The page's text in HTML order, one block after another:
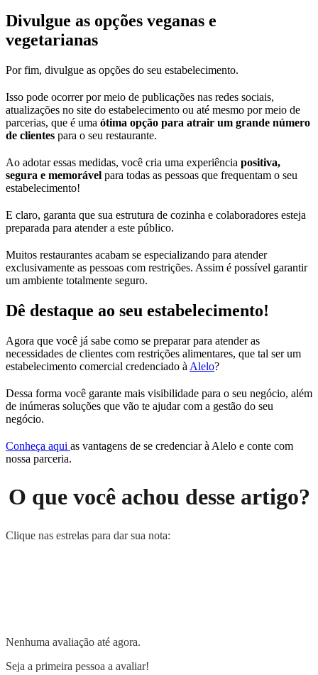
Divulgue as opções veganas e
vegetarianas
Por fim, divulgue as opções do seu estabelecimento.
Isso pode ocorrer por meio de publicações nas redes sociais,
atualizações no site do estabelecimento ou até mesmo por meio de
parcerias, que é uma ótima opção para atrair um grande número
de clientes para o seu restaurante.
Ao adotar essas medidas, você cria uma experiência positiva,
segura e memorável para todas as pessoas que frequentam o seu
estabelecimento!
E claro, garanta que sua estrutura de cozinha e colaboradores esteja
preparada para atender a este público.
Muitos restaurantes acabam se especializando para atender
exclusivamente as pessoas com restrições. Assim é possível garantir
um ambiente totalmente seguro.
Dê destaque ao seu estabelecimento!
Agora que você já sabe como se preparar para atender as
necessidades de clientes com restrições alimentares, que tal ser um
estabelecimento comercial credenciado à Alelo?
Dessa forma você garante mais visibilidade para o seu negócio, além
de inúmeras soluções que vão te ajudar com a gestão do seu
negócio.
Conheça aqui as vantagens de se credenciar à Alelo e conte com
nossa parceria.
O que você achou desse artigo?
Clique nas estrelas para dar sua nota:
Nenhuma avaliação até agora.
Seja a primeira pessoa a avaliar!